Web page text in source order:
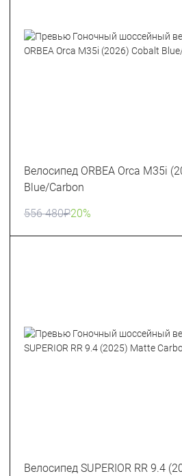
Велосипед ORBEA Orca M35i
Blue/Carbon
556 480₽20%
Велосипед SUPERIOR RR 9.4